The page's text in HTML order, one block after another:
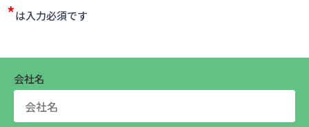
*は入力必須です
会社名